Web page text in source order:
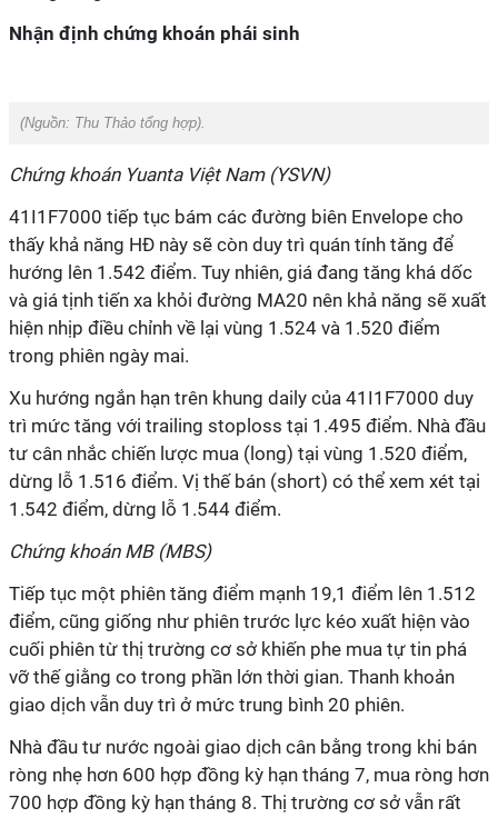
Nhận định chứng khoán phái sinh
(Nguồn: Thu Thảo tổng hợp).
Chứng khoán Yuanta Việt Nam (YSVN)
41I1F7000 tiếp tục bám các đường biên Envelope cho
thấy khả năng HĐ này sẽ còn duy trì quán tính tăng để
hướng lên 1.542 điểm. Tuy nhiên, giá đang tăng khá dốc
và giá tịnh tiến xa khỏi đường MA20 nên khả năng sẽ xuất
hiện nhịp điều chỉnh về lại vùng 1.524 và 1.520 điểm
trong phiên ngày mai.
Xu hướng ngắn hạn trên khung daily của 41I1F7000 duy
trì mức tăng với trailing stoploss tại 1.495 điểm. Nhà đầu
tư cân nhắc chiến lược mua (long) tại vùng 1.520 điểm,
dừng lỗ 1.516 điểm. Vị thế bán (short) có thể xem xét tại
1.542 điểm, dừng lỗ 1.544 điểm.
Chứng khoán MB (MBS)
Tiếp tục một phiên tăng điểm mạnh 19,1 điểm lên 1.512
điểm, cũng giống như phiên trước lực kéo xuất hiện vào
cuối phiên từ thị trường cơ sở khiến phe mua tự tin phá
vỡ thế giằng co trong phần lớn thời gian. Thanh khoản
giao dịch vẫn duy trì ở mức trung bình 20 phiên.
Nhà đầu tư nước ngoài giao dịch cân bằng trong khi bán
ròng nhẹ hơn 600 hợp đồng kỳ hạn tháng 7, mua ròng hơn
700 hợp đồng kỳ hạn tháng 8. Thị trường cơ sở vẫn rất